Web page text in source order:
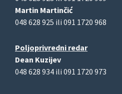
Martin Martinčić
048 628 925 ili 091 1720 968
Poljoprivredni redar
Dean Kuzijev
048 628 934 ili 091 1720 973